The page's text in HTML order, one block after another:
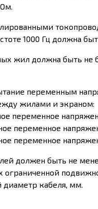
1000 Гц должна
жил должна быть не
переменным
жилами и экраном:
переменное
переменное
переменное
должен быть не
ограниченной
диаметр кабеля, мм.